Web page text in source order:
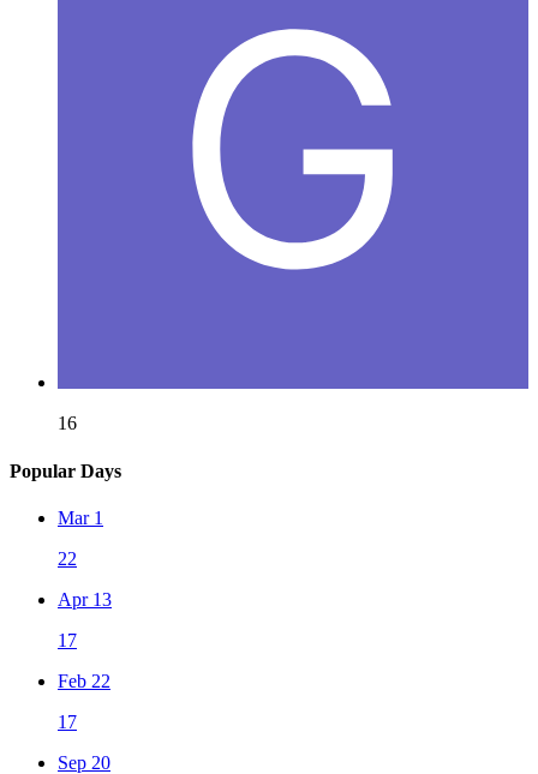
16
Popular Days
Mar 1
22
Apr 13
17
Feb 22
17
Sep 20